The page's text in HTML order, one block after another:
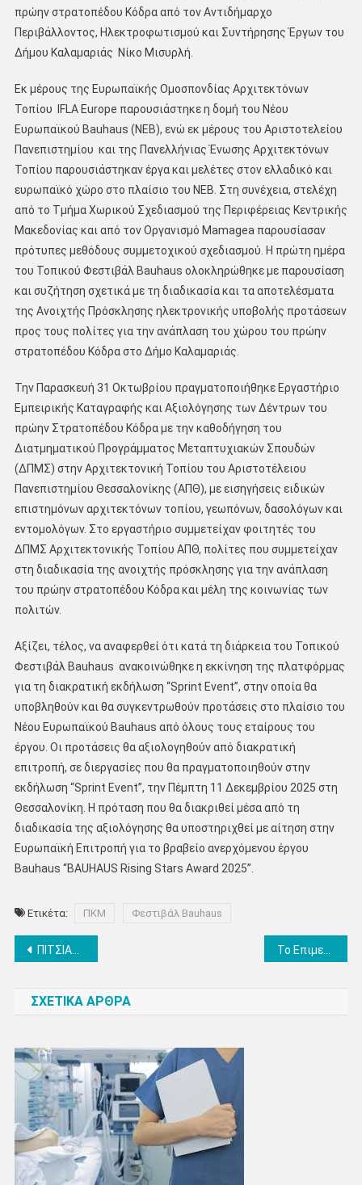
πρώην στρατοπέδου Κόδρα από τον Αντιδήμαρχο
Περιβάλλοντος, Ηλεκτροφωτισμού και Συντήρησης Έργων του
Δήμου Καλαμαριάς Νίκο Μισυρλή.
Εκ μέρους της Ευρωπαϊκής Ομοσπονδίας Αρχιτεκτόνων
Τοπίου IFLA Europe παρουσιάστηκε η δομή του Νέου
Ευρωπαϊκού Bauhaus (ΝΕΒ), ενώ εκ μέρους του Αριστοτελείου
Πανεπιστημίου και της Πανελλήνιας Ένωσης Αρχιτεκτόνων
Τοπίου παρουσιάστηκαν έργα και μελέτες στον ελλαδικό και
ευρωπαϊκό χώρο στο πλαίσιο του ΝΕΒ. Στη συνέχεια, στελέχη
από το Τμήμα Χωρικού Σχεδιασμού της Περιφέρειας Κεντρικής
Μακεδονίας και από τον Οργανισμό Mamagea παρουσίασαν
πρότυπες μεθόδους συμμετοχικού σχεδιασμού. Η πρώτη ημέρα
του Τοπικού Φεστιβάλ Bauhaus ολοκληρώθηκε με παρουσίαση
και συζήτηση σχετικά με τη διαδικασία και τα αποτελέσματα
της Ανοιχτής Πρόσκλησης ηλεκτρονικής υποβολής προτάσεων
προς τους πολίτες για την ανάπλαση του χώρου του πρώην
στρατοπέδου Κόδρα στο Δήμο Καλαμαριάς.
Την Παρασκευή 31 Οκτωβρίου πραγματοποιήθηκε Εργαστήριο
Εμπειρικής Καταγραφής και Αξιολόγησης των Δέντρων του
πρώην Στρατοπέδου Κόδρα με την καθοδήγηση του
Διατμηματικού Προγράμματος Μεταπτυχιακών Σπουδών
(ΔΠΜΣ) στην Αρχιτεκτονική Τοπίου του Αριστοτέλειου
Πανεπιστημίου Θεσσαλονίκης (ΑΠΘ), με εισηγήσεις ειδικών
επιστημόνων αρχιτεκτόνων τοπίου, γεωπόνων, δασολόγων και
εντομολόγων. Στο εργαστήριο συμμετείχαν φοιτητές του
ΔΠΜΣ Αρχιτεκτονικής Τοπίου ΑΠΘ, πολίτες που συμμετείχαν
στη διαδικασία της ανοιχτής πρόσκλησης για την ανάπλαση
του πρώην στρατοπέδου Κόδρα και μέλη της κοινωνίας των
πολιτών.
Αξίζει, τέλος, να αναφερθεί ότι κατά τη διάρκεια του Τοπικού
Φεστιβάλ Bauhaus ανακοινώθηκε η εκκίνηση της πλατφόρμας
για τη διακρατική εκδήλωση “Sprint Event”, στην οποία θα
υποβληθούν και θα συγκεντρωθούν προτάσεις στο πλαίσιο του
Νέου Ευρωπαϊκού Bauhaus από όλους τους εταίρους του
έργου. Οι προτάσεις θα αξιολογηθούν από διακρατική
επιτροπή, σε διεργασίες που θα πραγματοποιηθούν στην
εκδήλωση “Sprint Event”, την Πέμπτη 11 Δεκεμβρίου 2025 στη
Θεσσαλονίκη. Η πρόταση που θα διακριθεί μέσα από τη
διαδικασία της αξιολόγησης θα υποστηριχθεί με αίτηση στην
Ευρωπαϊκή Επιτροπή για το βραβείο ανερχόμενου έργου
Bauhaus “BAUHAUS Rising Stars Award 2025”.
Ετικέτα: ΠΚΜ Φεστιβάλ Bauhaus
Πλοήγηση
ΠΙΤΣΙΑΣ ΜΑΡΚΕΤ: Νέο φυλλάδιο με φθινοπωρινές τιμές από 13/11 έως 26/11 Το Επιμελητήριο Πιερίας συμμετέχει με επιχειρήσεις σε δικό του περίπτερο, στην 40η Philoxenia – Hotelia, 14-16/11/2025
ΣΧΕΤΙΚΑ ΑΡΘΡΑ